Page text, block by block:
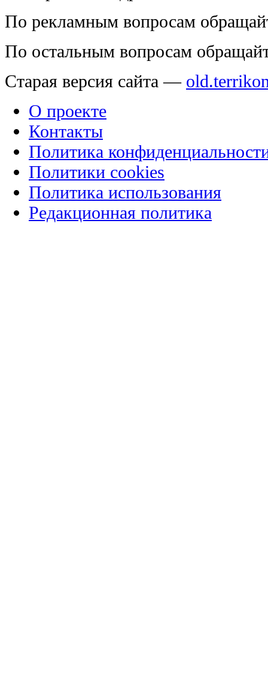
По рекламным вопросам
По остальным вопросам
Старая версия сайта —
О проекте
Контакты
Политика
Политики cookies
Политика использования
Редакционная политика